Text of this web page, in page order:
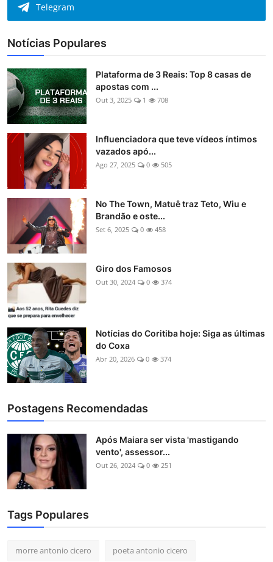
Telegram
Notícias Populares
Plataforma de 3 Reais: Top 8 casas de
apostas com ...
Out 3, 2025 1 708
Influenciadora que teve vídeos íntimos
vazados apó...
Ago 27, 2025 0 505
No The Town, Matuê traz Teto, Wiu e
Brandão e oste...
Set 6, 2025 0 458
Giro dos Famosos
Out 30, 2024 0 374
Notícias do Coritiba hoje: Siga as últimas
do Coxa
Abr 20, 2026 0 374
Postagens Recomendadas
Após Maiara ser vista 'mastigando
vento', assessor...
Out 26, 2024 0 251
Tags Populares
morre antonio cicero poeta antonio cicero